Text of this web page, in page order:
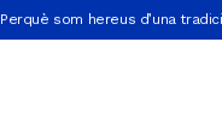
Perquè som hereus d’una